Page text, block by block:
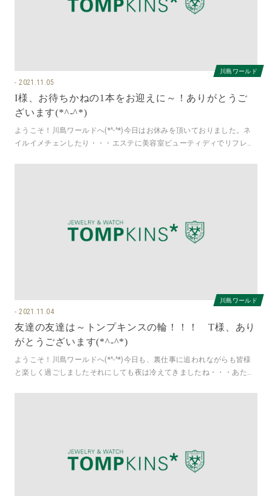
川島ワールド
2021.11.05
I様、お待ちかねの1本をお迎えに～！ありがとうご
ざいます(*^-^*)
ようこそ！川島ワールドへ(*^-^*)今日はお休みを頂いておりました。ネ
イルイメチェンしたり・・・エステに美容室ビューティディでリフレッ
川島ワールド
2021.11.04
友達の友達は～トンプキンスの輪！！！ T様、あり
がとうございます(*^-^*)
ようこそ！川島ワールドへ(*^-^*)今日も、裏仕事に追われながらも皆様
と楽しく過ごしましたそれにしても夜は冷えてきましたね・・・あたた